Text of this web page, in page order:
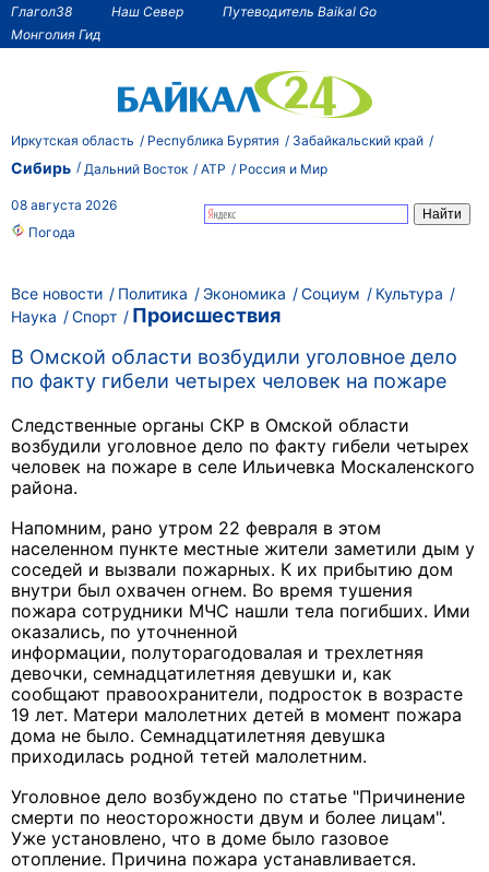
Глагол38 Наш Север
Путеводитель Baikal Go
Монголия Гид
Иркутская область Республика Бурятия Забайкальский край
Сибирь Дальний Восток АТР Россия и Мир
08 августа 2026
Погода
Все новости Политика Экономика Социум
Культура
Наука
Спорт
Происшествия
В Омской области возбудили уголовное дело
по факту гибели четырех человек на пожаре
Следственные органы СКР в Омской области
возбудили уголовное дело по факту гибели четырех
человек на пожаре в селе Ильичевка Москаленского
района.
Напомним, рано утром 22 февраля в этом
населенном пункте местные жители заметили дым у
соседей и вызвали пожарных. К их прибытию дом
внутри был охвачен огнем. Во время тушения
пожара сотрудники МЧС нашли тела погибших. Ими
оказались, по уточненной
информации, полуторагодовалая и трехлетняя
девочки, семнадцатилетняя девушки и, как
сообщают правоохранители, подросток в возрасте
19 лет. Матери малолетних детей в момент пожара
дома не было. Семнадцатилетняя девушка
приходилась родной тетей малолетним.
Уголовное дело возбуждено по статье "Причинение
смерти по неосторожности двум и более лицам".
Уже установлено, что в доме было газовое
отопление. Причина пожара устанавливается.